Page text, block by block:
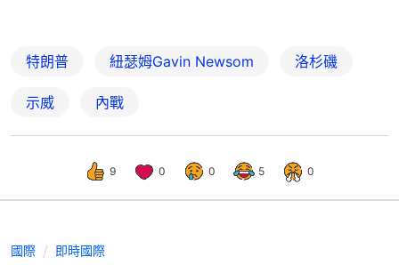
特朗普 紐瑟姆Gavin Newsom 洛杉磯
示威 內戰
9 0 0 5 0
國際 即時國際